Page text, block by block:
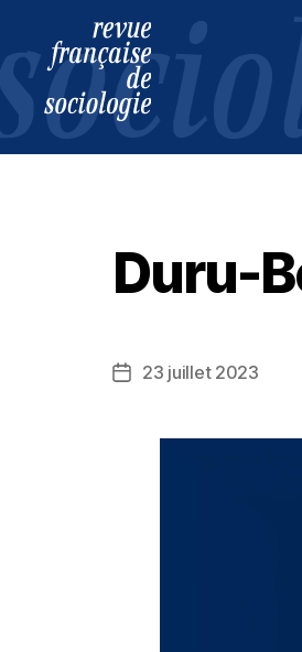
Revue
française
Duru-
Date23 juillet 2023